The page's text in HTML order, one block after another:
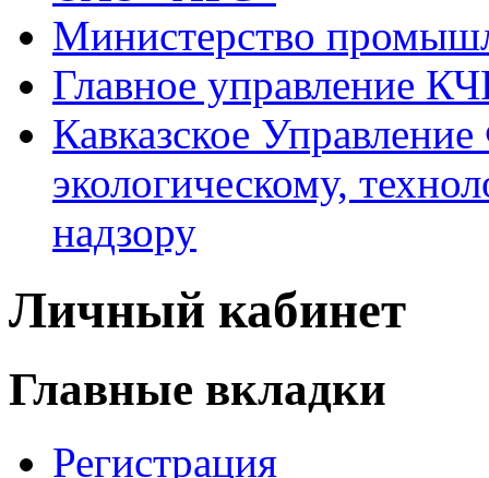
Министерство
Главное управление
Кавказское
экологическому,
надзору
Личный кабинет
Главные вкладки
Регистрация